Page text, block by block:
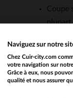
Coupe
plupart
pour
Would you
Naviguez sur notre
Chez Cuir-city.com
votre navigation sur
Grâce à eux, nous
qualité et nous assurer